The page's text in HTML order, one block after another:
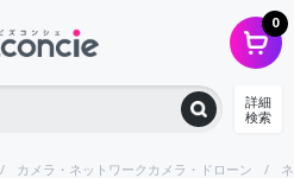
0
詳細
検索
カメラ・ネットワークカメラ・ドローン